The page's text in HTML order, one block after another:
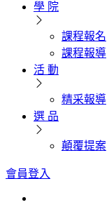
學 院
課程報名
課程報導
活 動
精采報導
選 品
顛覆提案
會員登入